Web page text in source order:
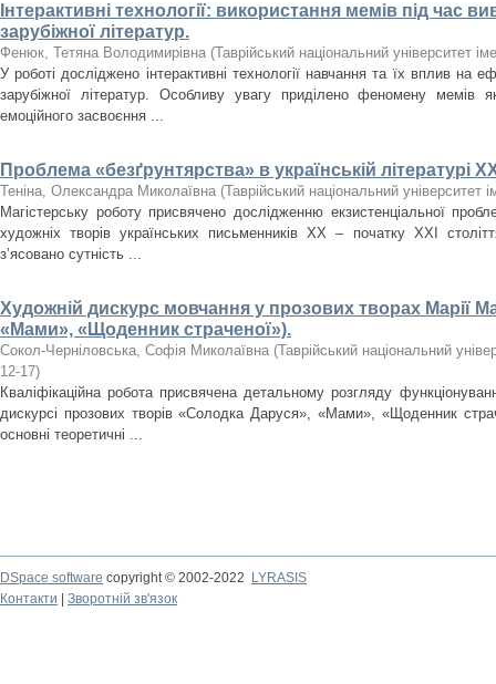
Інтерактивні технології: використання мемів під час
зарубіжної літератур.
Фенюк, Тетяна Володимирівна (Таврійський національний університет
У роботі досліджено інтерактивні технології навчання та їх вплив на
зарубіжної літератур. Особливу увагу приділено феномену мемів
емоційного засвоєння ...
Проблема «безґрунтярства» в українській літературі
Теніна, Олександра Миколаївна (Таврійський національний університет
Магістерську роботу присвячено дослідженню екзистенціальної
художніх творів українських письменників ХХ – початку XXI
з’ясовано сутність ...
Художній дискурс мовчання у прозових творах Марії
«Мами», «Щоденник страченої»).
Сокол-Черніловська, Софія Миколаївна (Таврійський національний
12-17)
Кваліфікаційна робота присвячена детальному розгляду
дискурсі прозових творів «Солодка Даруся», «Мами», «Щоденник
основні теоретичні ...
DSpace software copyright © 2002-2022
LYRASIS
Контакти
Зворотній зв'язок